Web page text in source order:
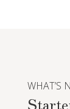
WHAT’S